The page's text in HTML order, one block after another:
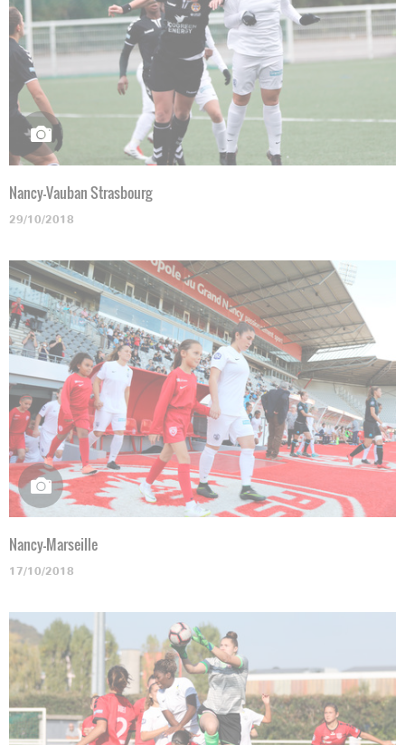
Nancy-Vauban Strasbourg
29/10/2018
Nancy-Marseille
17/10/2018